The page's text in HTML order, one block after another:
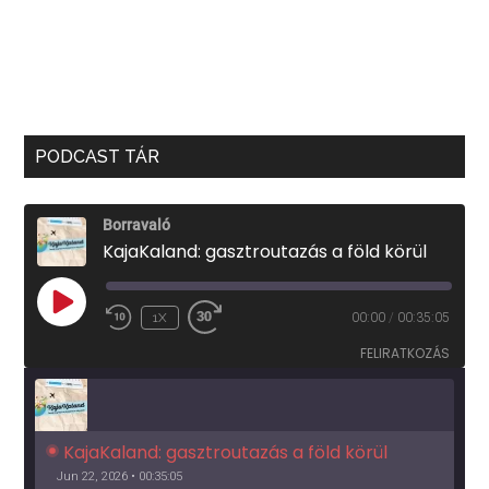
PODCAST TÁR
Borravaló
KajaKaland: gasztroutazás a föld körül
PLAY
EPISODE
1X 00:00 / 00:35:05
FELIRATKOZÁS
KajaKaland: gasztroutazás a föld körül
Jun 22, 2026 • 00:35:05